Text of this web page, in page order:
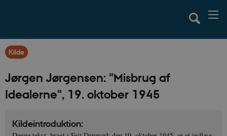
Kilde
Jørgen Jørgensen: "Misbrug af
Idealerne", 19. oktober 1945
Kildeintroduktion: